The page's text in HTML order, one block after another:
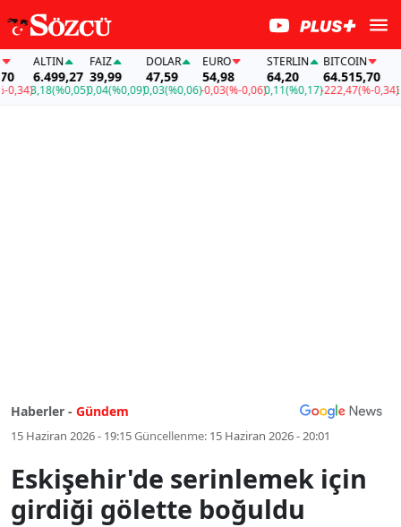
ALTIN
6.499,27
3,18(%0,05)
FAİZ
39,99
0,04(%0,09)
DOLAR
47,59
0,03(%0,06)
EURO
54,98
-0,03(%-0,06)
STERLIN
64,20
0,11(%0,17)
BITCOIN
64.515,70
-222,47(%-0,34)3,18
Haberler - Gündem
15 Haziran 2026 - 19:15Güncellenme: 15 Haziran 2026 - 20:01
Eskişehir'de serinlemek için
girdiği gölette boğuldu